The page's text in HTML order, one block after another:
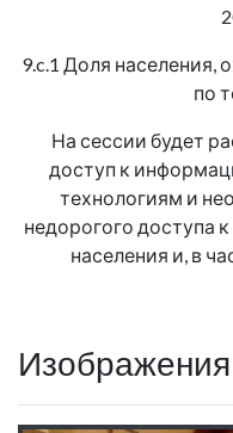
9.c.1 Доля населения,
по
На сессии будет
доступ к
технологиям и
недорогого доступа
населения и, в
Изображения